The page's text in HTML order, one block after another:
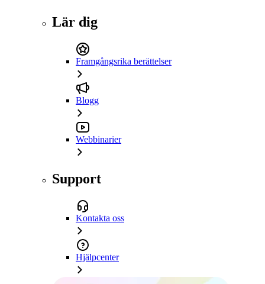
Lär dig
Framgångsrika berättelser
Blogg
Webbinarier
Support
Kontakta oss
Hjälpcenter